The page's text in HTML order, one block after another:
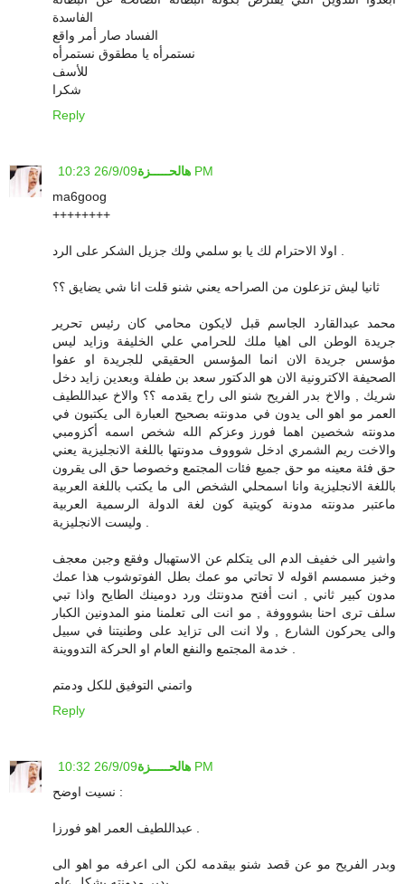
الفاسدة
الفساد صار أمر واقع
نستمرأه يا مطقوق نستمرأه
للأسف
شكرا
Reply
هالحـــــزة 26/9/09 10:23 PM
ma6goog
++++++++
ثانيا ليش تزعلون من الصراحه يعني شنو قلت انا شي يضايق ؟؟
محمد عبدالقارد الجاسم قبل لايكون محامي كان رئيس تحرير
جريدة الوطن الى اهيا ملك للحرامي علي الخليفة وزايد ليس
مؤسس جريدة الان انما المؤسس الحقيقي للجريدة او عفوا
الصحيفة الاكترونية الان هو الدكتور سعد بن طفلة وبعدين زايد دخل
شريك , والاخ بدر الفريح شنو الى راح يقدمه ؟؟ والاخ عبداللطيف
العمر مو اهو الى يدون في مدونته بصحيح العبارة الى يكتبون في
مدونته شخصين اهما فورز وعزكم الله شخص اسمه أكزومبي
والاخت ريم الشمري ادخل شوووف مدونتها باللغة الانجليزية يعني
حق فئة معينه مو حق جميع فئات المجتمع وخصوصا حق الى يقرون
باللغة الانجليزية وانا اسمحلي الشخص الى ما يكتب باللغة العربية
ماعتبر مدونته مدونة كويتية كون لغة الدولة الرسمية العربية
واشير الى خفيف الدم الى يتكلم عن الاستهبال وفقع وجبن معجف
وخبز مسمسم اقوله لا تحاتي مو عمك بطل الفوتوشوب هذا عمك
مدون كبير ثاني , انت أفتح مدونتك ورد دومينك الطايح واذا تبي
سلف ترى احنا بشوووفة , مو انت الى تعلمنا منو المدونين الكبار
والى يحركون الشارع , ولا انت الى تزايد على وطنيتنا في سبيل
واتمني التوفيق للكل ودمتم
Reply
هالحـــــزة 26/9/09 10:32 PM
نسيت اوضح :
وبدر الفريح مو عن قصد شنو بيقدمه لكن الى اعرفه مو اهو الى